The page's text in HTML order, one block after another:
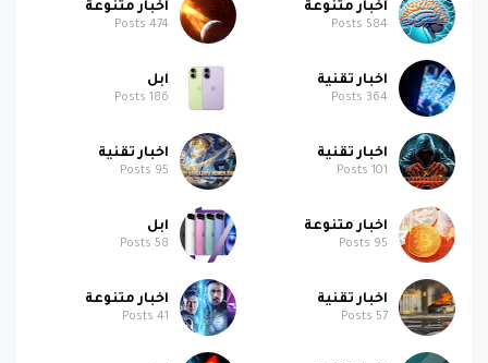
اخبار متنوعة
584
اخبار متنوعة
474
اخبار تقنية
364
ابل
186
اخبار تقنية
101
اخبار تقنية
95
اخبار متنوعة
95
ابل
58
اخبار تقنية
57
اخبار متنوعة
41